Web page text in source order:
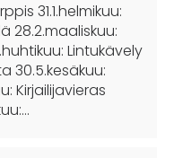
31.1.helmikuu:
28.2.maaliskuu:
Lintukävely
30.5.kesäkuu:
Kirjailijavieras